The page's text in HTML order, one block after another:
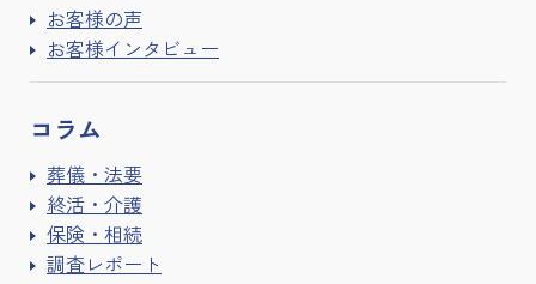
お客様の声
お客様インタビュー
コラム
葬儀・法要
終活・介護
保険・相続
調査レポート